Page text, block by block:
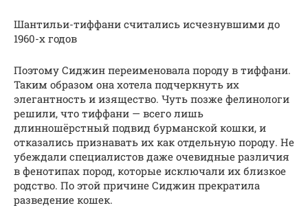
Шантильи-тиффани считались исчезнувшими до
1960-х годов
Поэтому Сиджин переименовала породу в тиффани.
Таким образом она хотела подчеркнуть их
элегантность и изящество. Чуть позже фелинологи
решили, что тиффани — всего лишь
длинношёрстный подвид бурманской кошки, и
отказались признавать их как отдельную породу. Не
убеждали специалистов даже очевидные различия
в фенотипах пород, которые исключали их близкое
родство. По этой причине Сиджин прекратила
разведение кошек.